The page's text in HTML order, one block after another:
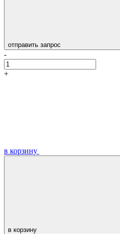
отправить запрос
-
+
в корзину
в корзину